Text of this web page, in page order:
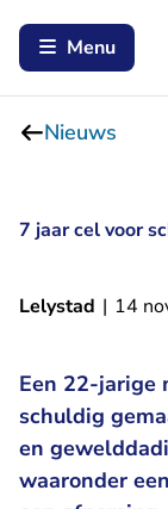
Menu
Nieuws
7 jaar cel voor
Lelystad | 14
Een 22-jarige
schuldig
en
waaronder